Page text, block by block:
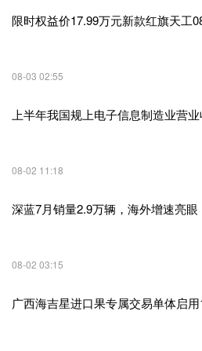
限时权益价17.99万元新款红旗天工
08-03 02:55
上半年我国规上电子信息制造业营
08-02 11:18
深蓝7月销量2.9万辆，海外增速亮眼
08-02 03:15
广西海吉星进口果专属交易单体启